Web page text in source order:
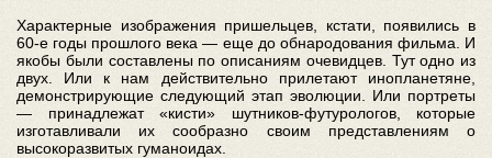
Характерные изображения пришельцев, кстати, появились в
60-е годы прошлого века — еще до обнародования фильма. И
якобы были составлены по описаниям очевидцев. Тут одно из
двух. Или к нам действительно прилетают инопланетяне,
демонстрирующие следующий этап эволюции. Или портреты
— принадлежат «кисти» шутников-футурологов, которые
изготавливали их сообразно своим представлениям о
высокоразвитых гуманоидах.